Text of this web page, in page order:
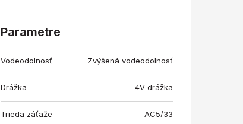
Parametre
Vodeodolnosť Zvýšená vodeodolnosť
Drážka 4V drážka
Trieda záťaže AC5/33